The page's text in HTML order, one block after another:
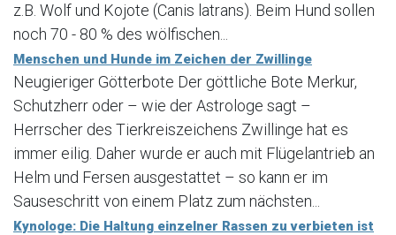
z.B. Wolf und Kojote (Canis latrans). Beim Hund sollen
noch 70 - 80 % des wölfischen...
Menschen und Hunde im Zeichen der Zwillinge
Neugieriger Götterbote Der göttliche Bote Merkur,
Schutzherr oder – wie der Astrologe sagt –
Herrscher des Tierkreiszeichens Zwillinge hat es
immer eilig. Daher wurde er auch mit Flügelantrieb an
Helm und Fersen ausgestattet – so kann er im
Sauseschritt von einem Platz zum nächsten...
Kynologe: Die Haltung einzelner Rassen zu verbieten ist